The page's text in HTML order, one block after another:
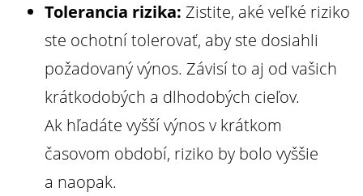
Tolerancia rizika: Zistite, aké veľké riziko
ste ochotní tolerovať, aby ste dosiahli
požadovaný výnos. Závisí to aj od vašich
krátkodobých a dlhodobých cieľov.
Ak hľadáte vyšší výnos v krátkom
časovom období, riziko by bolo vyššie
a naopak.